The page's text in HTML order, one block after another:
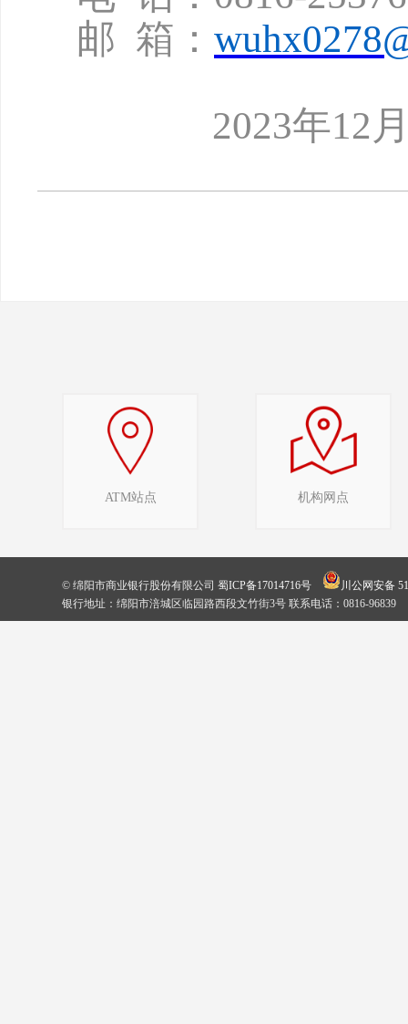
邮 箱：
2023年12
ATM站点 机构网点
© 绵阳市商业银行股份有限公司 蜀ICP备17014716号
川公网安备
银行地址：绵阳市涪城区临园路西段文竹街3号 联系电话：0816-96839